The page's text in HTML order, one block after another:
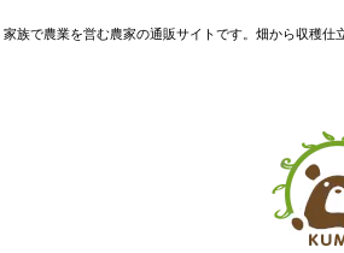
族で農業を営む農家の通販サイトです。畑から収穫仕